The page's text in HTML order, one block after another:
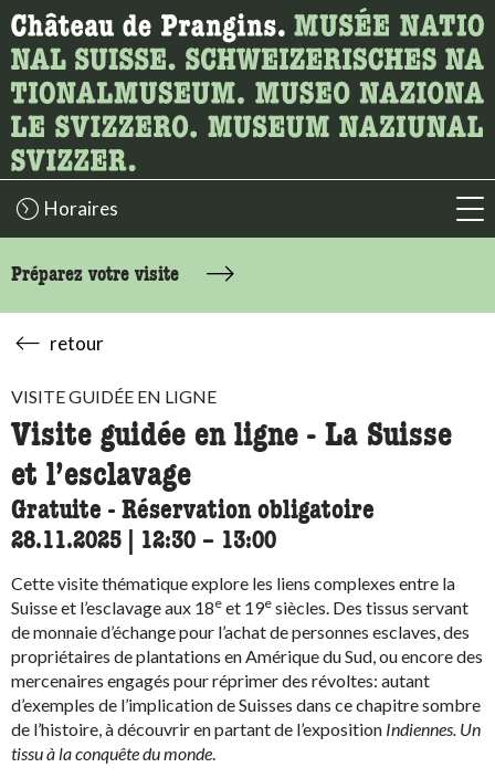
Recherche
Ici, vous pouvez rechercher le contenu de la page.
Horaires
Préparez votre visite
retour
VISITE GUIDÉE EN LIGNE
Visite guidée en ligne - La Suisse
et l’esclavage
Gratuite - Réservation obligatoire
28.11.2025 12:30 accessibility.time_to
– 13:00
Cette visite thématique explore les liens complexes entre la
Suisse et l’esclavage aux 18e et 19e siècles. Des tissus servant
de monnaie d’échange pour l’achat de personnes esclaves, des
propriétaires de plantations en Amérique du Sud, ou encore des
mercenaires engagés pour réprimer des révoltes: autant
d’exemples de l’implication de Suisses dans ce chapitre sombre
de l’histoire, à découvrir en partant de l’exposition Indiennes. Un
tissu à la conquête du monde.